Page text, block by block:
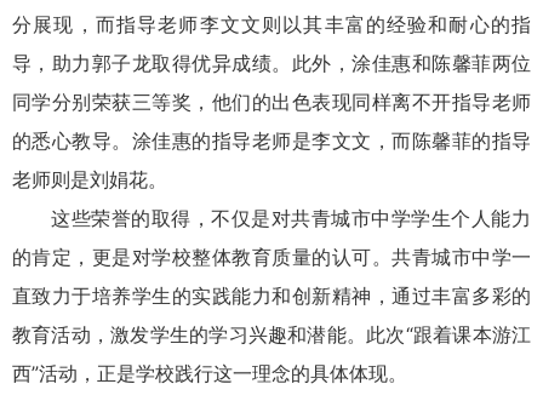
分展现，而指导老师李文文则以其丰富的经验和耐心的指
导，助力郭子龙取得优异成绩。此外，涂佳惠和陈馨菲两位
同学分别荣获三等奖，他们的出色表现同样离不开指导老师
的悉心教导。涂佳惠的指导老师是李文文，而陈馨菲的指导
老师则是刘娟花。
这些荣誉的取得，不仅是对共青城市中学学生个人能力
的肯定，更是对学校整体教育质量的认可。共青城市中学一
直致力于培养学生的实践能力和创新精神，通过丰富多彩的
教育活动，激发学生的学习兴趣和潜能。此次“跟着课本游江
西”活动，正是学校践行这一理念的具体体现。